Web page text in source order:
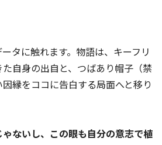
タに触れます。物語は、キーフリ
自身の出自と、つばあり帽子（禁
縁をココに告白する局面へと移り
ゃないし、この眼も自分の意志で植